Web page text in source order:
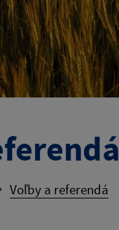
Voľby a referendá